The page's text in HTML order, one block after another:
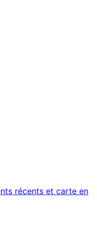
récents et carte en